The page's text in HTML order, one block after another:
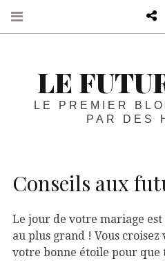
LE
LE PREMIER
PAR DES
Conseils aux
Le jour de votre mariage est
au plus grand ! Vous
votre bonne étoile pour que